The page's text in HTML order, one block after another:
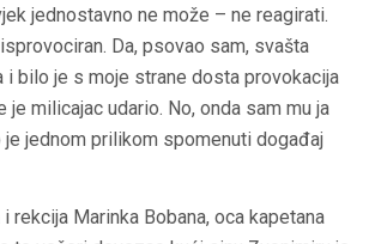
jednostavno ne može – ne reagirati.
Da, psovao sam, svašta
i bilo je s moje strane dosta provokacija
je milicajac udario. No, onda sam mu ja
jednom prilikom spomenuti događaj
rekcija Marinka Bobana, oca kapetana